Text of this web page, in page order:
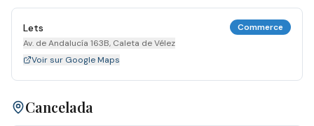
Lets
Av. de Andalucía 163B, Caleta de Vélez
Commerce
Voir sur Google Maps
Cancelada